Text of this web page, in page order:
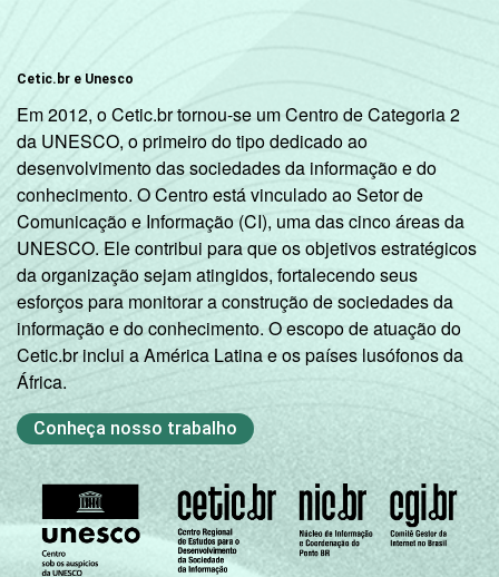
Cetic.br e Unesco
Em 2012, o Cetic.br tornou-se um Centro de Categoria 2
da UNESCO, o primeiro do tipo dedicado ao
desenvolvimento das sociedades da informação e do
conhecimento. O Centro está vinculado ao Setor de
Comunicação e Informação (CI), uma das cinco áreas da
UNESCO. Ele contribui para que os objetivos estratégicos
da organização sejam atingidos, fortalecendo seus
esforços para monitorar a construção de sociedades da
informação e do conhecimento. O escopo de atuação do
Cetic.br inclui a América Latina e os países lusófonos da
África.
Conheça nosso trabalho